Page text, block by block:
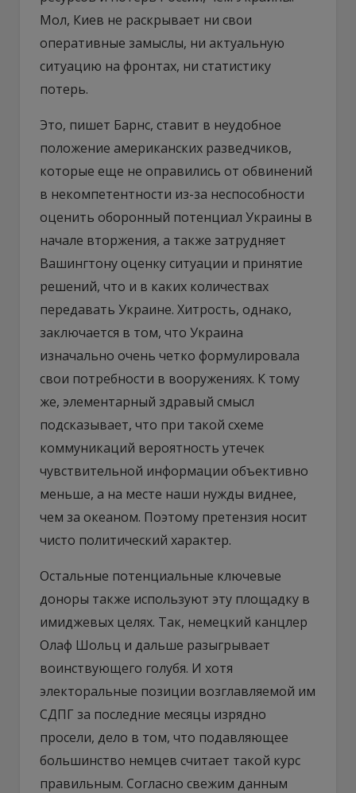
Мол, Киев не раскрывает ни свои
оперативные замыслы, ни актуальную
ситуацию на фронтах, ни статистику
потерь.
Это, пишет Барнс, ставит в неудобное
положение американских разведчиков,
которые еще не оправились от обвинений
в некомпетентности из-за неспособности
оценить оборонный потенциал Украины в
начале вторжения, а также затрудняет
Вашингтону оценку ситуации и принятие
решений, что и в каких количествах
передавать Украине. Хитрость, однако,
заключается в том, что Украина
изначально очень четко формулировала
свои потребности в вооружениях. К тому
же, элементарный здравый смысл
подсказывает, что при такой схеме
коммуникаций вероятность утечек
чувствительной информации объективно
меньше, а на месте наши нужды виднее,
чем за океаном. Поэтому претензия носит
чисто политический характер.
Остальные потенциальные ключевые
доноры также используют эту площадку в
имиджевых целях. Так, немецкий канцлер
Олаф Шольц и дальше разыгрывает
воинствующего голубя. И хотя
электоральные позиции возглавляемой им
СДПГ за последние месяцы изрядно
просели, дело в том, что подавляющее
большинство немцев считает такой курс
правильным. Согласно свежим данным